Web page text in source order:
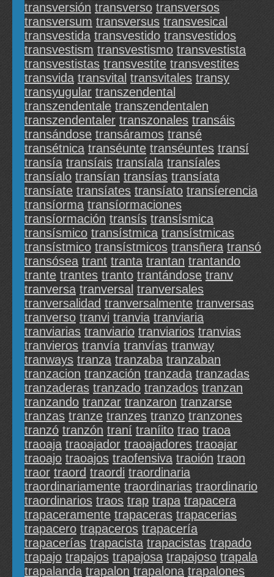
transversión transverso transversos
transversum transversus transvesical
transvestida transvestido transvestidos
transvestism transvestismo transvestista
transvestistas transvestite transvestites
transvida transvital transvitales transy
transyugular transzendental
transzendentale transzendentalen
transzendentaler transzonales transáis
transándose transáramos transé
transétnica transéunte transéuntes transí
transía transíais transíala transíales
transíalo transían transías transíata
transíate transíates transíato transíerencia
transíorma transíormaciones
transíormación transís transísmica
transísmico transístmica transístmicas
transístmico transístmicos transñera transó
transósea trant tranta trantan trantando
trante trantes tranto trantándose tranv
tranversa tranversal tranversales
tranversalidad tranversalmente tranversas
tranverso tranvi tranvia tranviaria
tranviarias tranviario tranviarios tranvias
tranvieros tranvía tranvías tranway
tranways tranza tranzaba tranzaban
tranzacion tranzación tranzada tranzadas
tranzaderas tranzado tranzados tranzan
tranzando tranzar tranzaron tranzarse
tranzas tranze tranzes tranzo tranzones
tranzó tranzón traní traníito trao traoa
traoaja traoajador traoajadores traoajar
traoajo traoajos traofensiva traoión traon
traor traord traordi traordinaria
traordinariamente traordinarias traordinario
traordinarios traos trap trapa trapacera
trapaceramente trapaceras trapacerias
trapacero trapaceros trapacería
trapacerías trapacista trapacistas trapado
trapajo trapajos trapajosa trapajoso trapala
trapalanda trapalon trapalona trapalones